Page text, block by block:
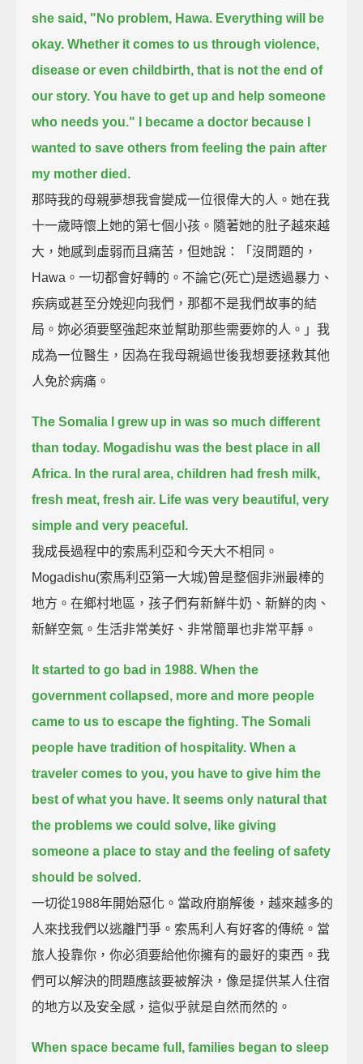
she said, "No problem, Hawa. Everything will be
okay. Whether it comes to us through violence,
disease or even childbirth, that is not the end of
our story. You have to get up and help someone
who needs you."
I became a doctor because I
wanted to save others from feeling the pain after
my mother died.
那時我的母親夢想我會變成一位很偉大的人。她在我
十一歲時懷上她的第七個小孩。隨著她的肚子越來越
大，她感到虛弱而且痛苦，但她說：「沒問題的，
Hawa。一切都會好轉的。不論它(死亡)是透過暴力、
疾病或甚至分娩迎向我們，那都不是我們故事的結
局。妳必須要堅強起來並幫助那些需要妳的人。」我
成為一位醫生，因為在我母親過世後我想要拯救其他
人免於病痛。
The Somalia I grew up in was so much different
than today. Mogadishu was the best place in all
Africa. In the rural area, children had fresh milk,
fresh meat, fresh air. Life was very beautiful, very
simple and very peaceful.
我成長過程中的索馬利亞和今天大不相同。
Mogadishu(索馬利亞第一大城)曾是整個非洲最棒的
地方。在鄉村地區，孩子們有新鮮牛奶、新鮮的肉、
新鮮空氣。生活非常美好、非常簡單也非常平靜。
It started to go bad in 1988. When the
government collapsed, more and more people
came to us to escape the fighting. The Somali
people have tradition of hospitality. When a
traveler comes to you, you have to give him the
best of what you have. It seems only natural that
the problems we could solve, like giving
someone a place to stay and the feeling of safety
should be solved.
一切從1988年開始惡化。當政府崩解後，越來越多的
人來找我們以逃離鬥爭。索馬利人有好客的傳統。當
旅人投靠你，你必須要給他你擁有的最好的東西。我
們可以解決的問題應該要被解決，像是提供某人住宿
的地方以及安全感，這似乎就是自然而然的。
When space became full, families began to sleep